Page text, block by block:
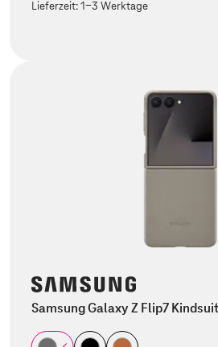
Lieferzeit:1-3 Werktage
Samsung Galaxy Z Flip7